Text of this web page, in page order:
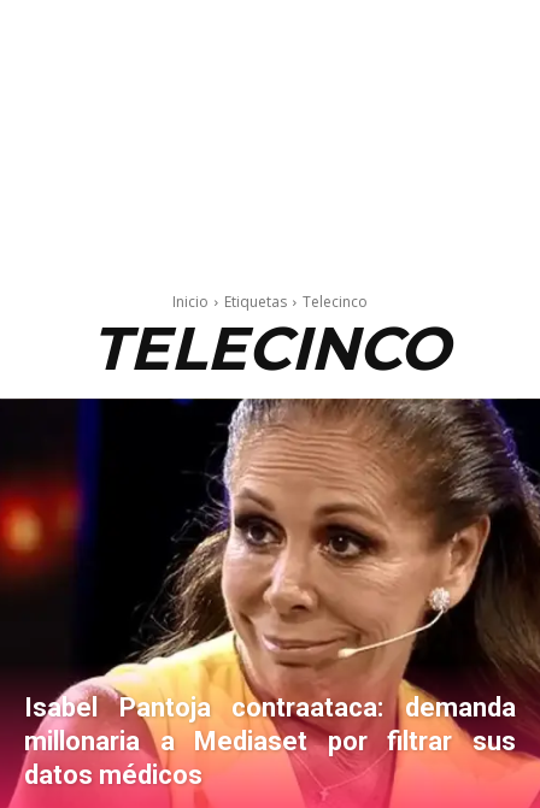
Inicio Etiquetas Telecinco
TELECINCO
Isabel Pantoja contraataca: demanda
millonaria a Mediaset por filtrar sus
datos médicos